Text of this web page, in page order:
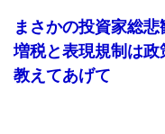
まさかの投資家総
増税と表現規制は
教えてあげて